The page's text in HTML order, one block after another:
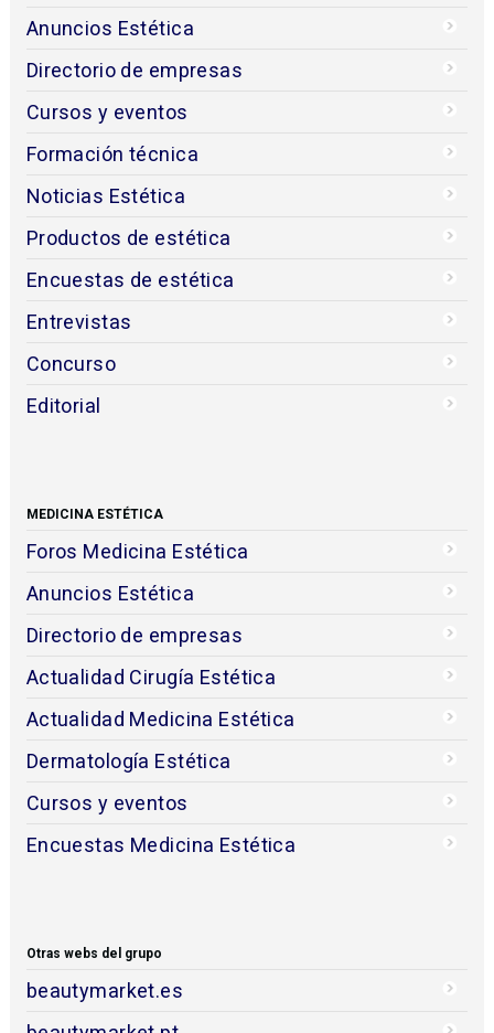
Anuncios Estética
Directorio de empresas
Cursos y eventos
Formación técnica
Noticias Estética
Productos de estética
Encuestas de estética
Entrevistas
Concurso
Editorial
MEDICINA ESTÉTICA
Foros Medicina Estética
Anuncios Estética
Directorio de empresas
Actualidad Cirugía Estética
Actualidad Medicina Estética
Dermatología Estética
Cursos y eventos
Encuestas Medicina Estética
Otras webs del grupo
beautymarket.es